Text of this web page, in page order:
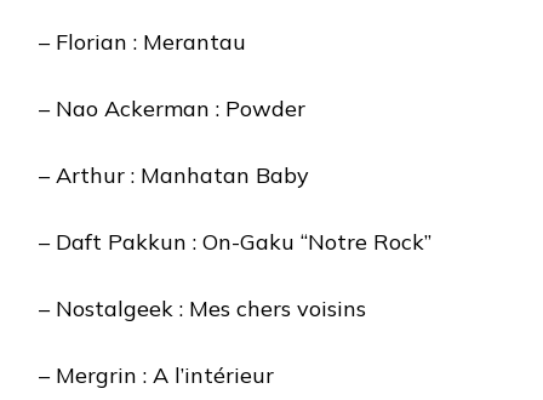
– Florian : Merantau
– Nao Ackerman : Powder
– Arthur : Manhatan Baby
– Daft Pakkun : On-Gaku “Notre Rock”
– Nostalgeek : Mes chers voisins
– Mergrin : A l’intérieur